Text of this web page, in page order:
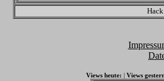
Views heute: | Views